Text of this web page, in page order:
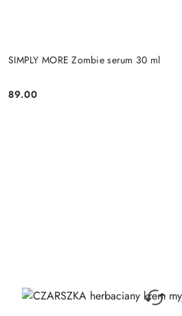
SIMPLY MORE Zombie serum 30 ml
Cena:
89.00